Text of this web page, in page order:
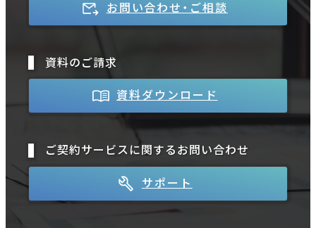
お問い合わせ・ご相談
資料のご請求
資料ダウンロード
ご契約サービスに関するお問い合わせ
サポート